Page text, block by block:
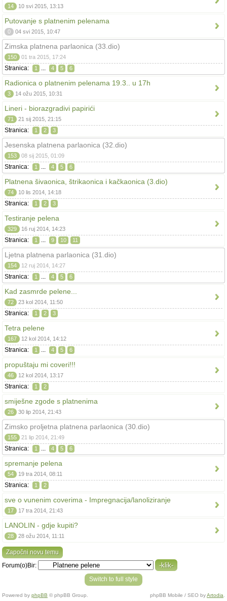
14 10 svi 2015, 13:13
Putovanje s platnenim pelenama
0 04 svi 2015, 10:47
Zimska platnena parlaonica (33.dio)
150 01 tra 2015, 17:24
Stranica: 1 ... 4 5 6
Radionica o platnenim pelenama 19.3.. u 17h
3 14 ožu 2015, 10:31
Lineri - biorazgradivi papirići
71 21 sij 2015, 21:15
Stranica: 1 2 3
Jesenska platnena parlaonica (32.dio)
153 08 sij 2015, 01:09
Stranica: 1 ... 4 5 6
Platnena šivaonica, štrikaonica i kačkaonica (3.dio)
74 10 lis 2014, 14:18
Stranica: 1 2 3
Testiranje pelena
329 16 ruj 2014, 14:23
Stranica: 1 ... 9 10 11
Ljetna platnena parlaonica (31.dio)
154 12 ruj 2014, 14:27
Stranica: 1 ... 4 5 6
Kad zasmrde pelene...
72 23 kol 2014, 11:50
Stranica: 1 2 3
Tetra pelene
167 12 kol 2014, 14:12
Stranica: 1 ... 4 5 6
propuštaju mi coveri!!!
46 12 kol 2014, 13:17
Stranica: 1 2
smiješne zgode s platnenima
26 30 lip 2014, 21:43
Zimsko proljetna platnena parlaonica (30.dio)
155 21 lip 2014, 21:49
Stranica: 1 ... 4 5 6
spremanje pelena
54 19 tra 2014, 08:11
Stranica: 1 2
sve o vunenim coverima - Impregnacija/lanoliziranje
17 17 tra 2014, 21:43
LANOLIN - gdje kupiti?
28 28 ožu 2014, 11:11
Započni novu temu
Forum(o)Bir:
Switch to full style
Powered by phpBB © phpBB Group. phpBB Mobile / SEO byArtodia